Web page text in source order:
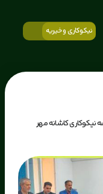
نیکوکاری و خیریه
کاشانه مهر